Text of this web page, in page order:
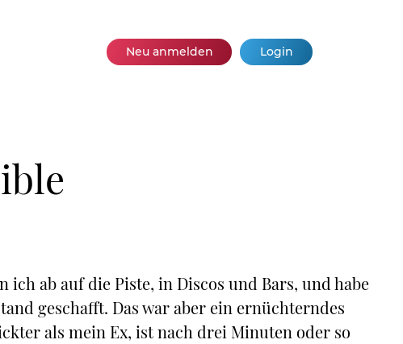
Neu anmelden Login
ich ab auf die Piste, in Discos und Bars, und habe
geschafft. Das war aber ein ernüchterndes
als mein Ex, ist nach drei Minuten oder so